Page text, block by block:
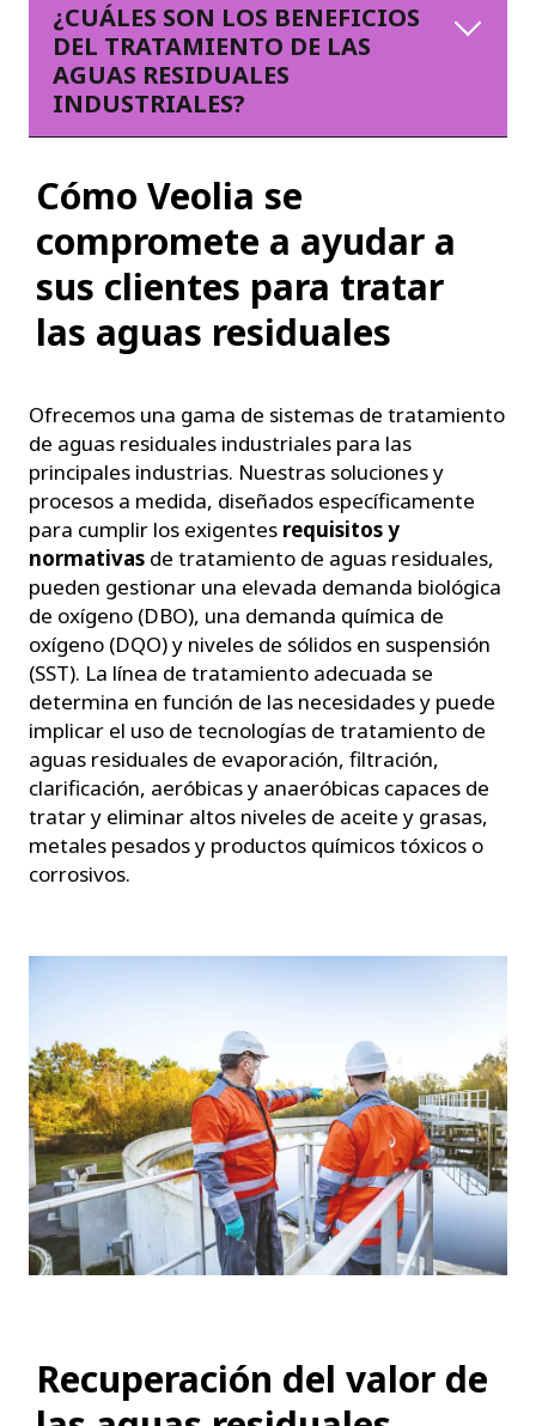
¿CUÁLES SON LOS BENEFICIOS
DEL TRATAMIENTO DE LAS
AGUAS RESIDUALES
INDUSTRIALES?
Cómo Veolia se
compromete a ayudar a
sus clientes para tratar
las aguas residuales
Ofrecemos una gama de sistemas de tratamiento
de aguas residuales industriales para las
principales industrias. Nuestras soluciones y
procesos a medida, diseñados específicamente
para cumplir los exigentes requisitos y
normativas de tratamiento de aguas residuales,
pueden gestionar una elevada demanda biológica
de oxígeno (DBO), una demanda química de
oxígeno (DQO) y niveles de sólidos en suspensión
(SST). La línea de tratamiento adecuada se
determina en función de las necesidades y puede
implicar el uso de tecnologías de tratamiento de
aguas residuales de evaporación, filtración,
clarificación, aeróbicas y anaeróbicas capaces de
tratar y eliminar altos niveles de aceite y grasas,
metales pesados y productos químicos tóxicos o
corrosivos.
Recuperación del valor de